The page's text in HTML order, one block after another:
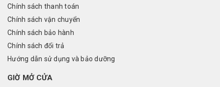
Chính sách thanh toán
Chính sách vận chuyển
Chính sách bảo hành
Chính sách đổi trả
Hướng dẫn sử dụng và bảo dưỡng
GIỜ MỞ CỬA